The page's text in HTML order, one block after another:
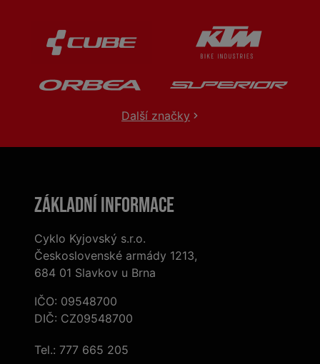
Další značky
Základní informace
Cyklo Kyjovský s.r.o.
Československé armády 1213,
684 01 Slavkov u Brna
IČO: 09548700
DIČ: CZ09548700
Tel.: 777 665 205